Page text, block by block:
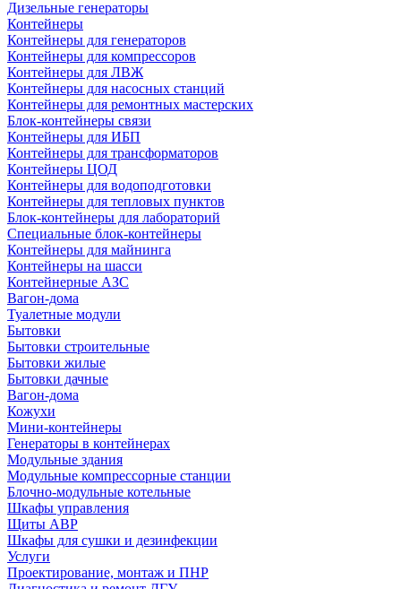
Дизельные генераторы
Контейнеры
Контейнеры для генераторов
Контейнеры для компрессоров
Контейнеры для ЛВЖ
Контейнеры для насосных станций
Контейнеры для ремонтных мастерских
Блок-контейнеры связи
Контейнеры для ИБП
Контейнеры для трансформаторов
Контейнеры ЦОД
Контейнеры для водоподготовки
Контейнеры для тепловых пунктов
Блок-контейнеры для лабораторий
Специальные блок-контейнеры
Контейнеры для майнинга
Контейнеры на шасси
Контейнерные АЗС
Вагон-дома
Туалетные модули
Бытовки
Бытовки строительные
Бытовки жилые
Бытовки дачные
Вагон-дома
Кожухи
Мини-контейнеры
Генераторы в контейнерах
Модульные здания
Модульные компрессорные станции
Блочно-модульные котельные
Шкафы управления
Щиты АВР
Шкафы для сушки и дезинфекции
Услуги
Проектирование, монтаж и ПНР